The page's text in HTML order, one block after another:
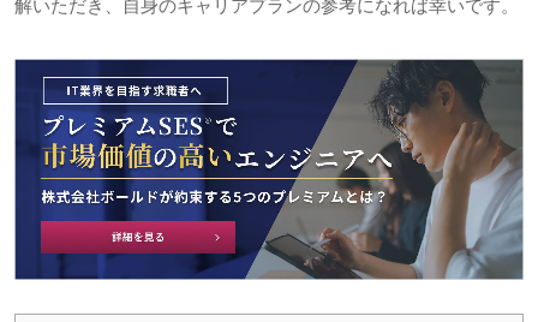
解いただき、自身のキャリアプランの参考になれば幸いです。